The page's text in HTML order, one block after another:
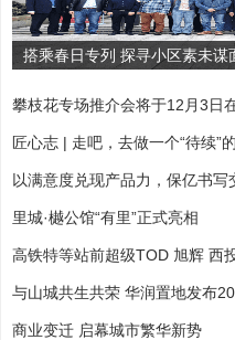
搭乘春日专列 探寻小区素未谋
攀枝花专场推介会将于12月3日
匠心志 | 走吧，去做一个“待续”
以满意度兑现产品力，保亿书写
里城·樾公馆“有里”正式亮相
高铁特等站前超级TOD 旭辉 西
与山城共生共荣 华润置地发布
商业变迁 启幕城市繁华新势